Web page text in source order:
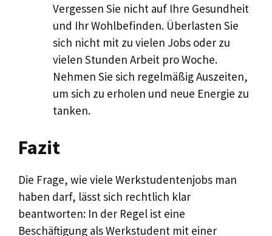
Vergessen Sie nicht auf Ihre Gesundheit
und Ihr Wohlbefinden. Überlasten Sie
sich nicht mit zu vielen Jobs oder zu
vielen Stunden Arbeit pro Woche.
Nehmen Sie sich regelmäßig Auszeiten,
um sich zu erholen und neue Energie zu
tanken.
Fazit
Die Frage, wie viele Werkstudentenjobs man
haben darf, lässt sich rechtlich klar
beantworten: In der Regel ist eine
Beschäftigung als Werkstudent mit einer